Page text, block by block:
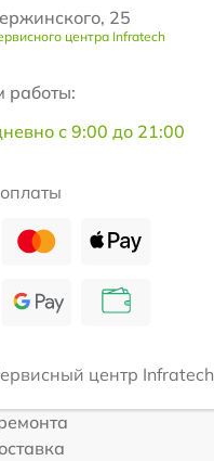
25
центра Infratech
работы:
с 9:00 до 21:00
центр Infratech